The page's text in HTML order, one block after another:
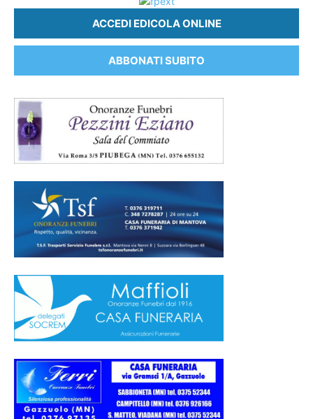
ACCEDI EDICOLA ONLINE
ABBONATI SUBITO